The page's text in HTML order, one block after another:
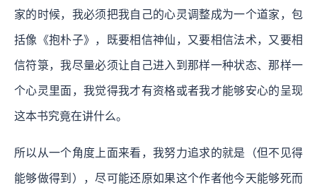
家的时候，我必须把我自己的心灵调整成为一个道家，包
括像《抱朴子》，既要相信神仙，又要相信法术，又要相
信符箓，我尽量必须让自己进入到那样一种状态、那样一
个心灵里面，我觉得我才有资格或者我才能够安心的呈现
这本书究竟在讲什么。
所以从一个角度上面来看，我努力追求的就是（但不见得
能够做得到），尽可能还原如果这个作者他今天能够死而